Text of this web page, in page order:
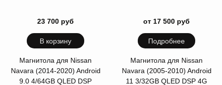
23 700 руб
В корзину
Магнитола для Nissan
Navara (2014-2020) Android
9.0 4/64GB QLED DSP
от 17 500 руб
Подробнее
Магнитола для Nissan
Navara (2005-2010) Android
11 3/32GB QLED DSP 4G